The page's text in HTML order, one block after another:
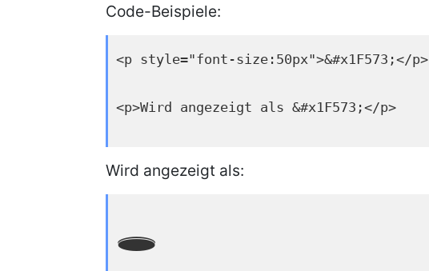
Code-Beispiele:
<p style="font-size:50px">&#x1F573;</p>
<p>Wird angezeigt als &#x1F573;</p>
Wird angezeigt als:
🕳